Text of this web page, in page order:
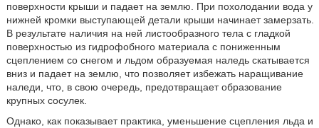
поверхности крыши и падает на землю. При похолодании вода у
нижней кромки выступающей детали крыши начинает замерзать.
В результате наличия на ней листообразного тела с гладкой
поверхностью из гидрофобного материала с пониженным
сцеплением со снегом и льдом образуемая наледь скатывается
вниз и падает на землю, что позволяет избежать наращивание
наледи, что, в свою очередь, предотвращает образование
крупных сосулек.
Однако, как показывает практика, уменьшение сцепления льда и